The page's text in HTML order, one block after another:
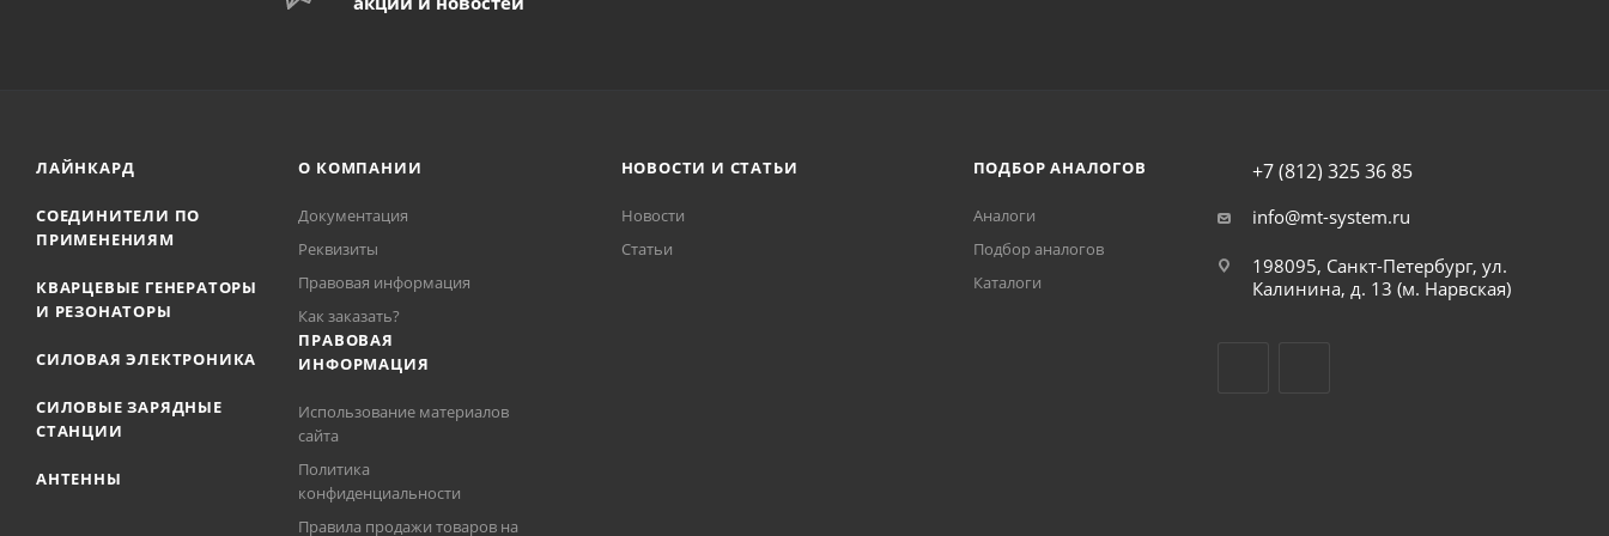
ЛАЙНКАРД
СОЕДИНИТЕЛИ ПО
ПРИМЕНЕНИЯМ
КВАРЦЕВЫЕ ГЕНЕРАТОРЫ
И РЕЗОНАТОРЫ
СИЛОВАЯ ЭЛЕКТРОНИКА
СИЛОВЫЕ ЗАРЯДНЫЕ
СТАНЦИИ
АНТЕННЫ
О КОМПАНИИ
Документация
Реквизиты
Правовая информация
Как заказать?
ПРАВОВАЯ
ИНФОРМАЦИЯ
Использование материалов
сайта
Политика
конфиденциальности
Правила продажи товаров на
НОВОСТИ И СТАТЬИ
Новости
Статьи
ПОДБОР АНАЛОГОВ
Аналоги
Подбор аналогов
Каталоги
+7 (812) 325 36 85
info@mt-system.ru
198095, Санкт-Петербург, ул.
Калинина, д. 13 (м. Нарвская)